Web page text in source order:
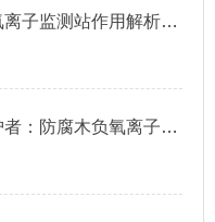
云境天合负氧离子监测站作用解析：捕捉空气清新度变化，支撑康养基地建设
​自然中的守护者：防腐木负氧离子监测站与景区相融，监测数据同时美化环境